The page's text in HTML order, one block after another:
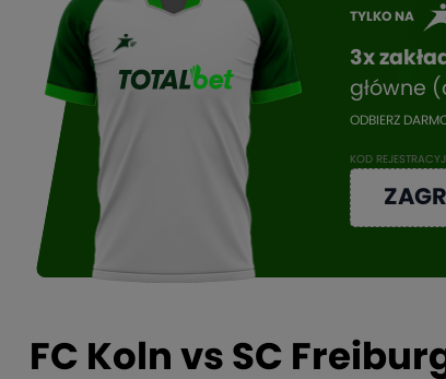
TYLKO NA
3x
główne
ODBIERZ
KOD
FC Koln vs SC